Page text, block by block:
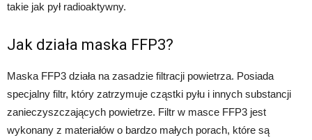
takie jak pył radioaktywny.
Jak działa maska FFP3?
Maska FFP3 działa na zasadzie filtracji powietrza. Posiada
specjalny filtr, który zatrzymuje cząstki pyłu i innych substancji
zanieczyszczających powietrze. Filtr w masce FFP3 jest
wykonany z materiałów o bardzo małych porach, które są